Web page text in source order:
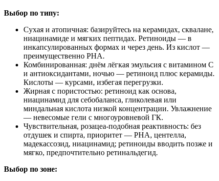
Выбор по типу:
Сухая и атопичная: базируйтесь на керамидах, сквалане,
ниацинамиде и мягких пептидах. Ретиноиды — в
инкапсулированных формах и через день. Из кислот —
преимущественно PHA.
Комбинированная: днём лёгкая эмульсия с витамином С
и антиоксидантами, ночью — ретиноид плюс керамиды.
Кислоты — курсами, избегая перегрузки.
Жирная с пористостью: ретиноид как основа,
ниацинамид для себобаланса, гликолевая или
миндальная кислота низкой концентрации. Увлажнение
— невесомые гели с многоуровневой ГК.
Чувствительная, розацеа‑подобная реактивность: без
отдушек и спирта, приоритет — PHA, центелла,
мадекассозид, ниацинамид; ретиноиды вводить позже и
мягко, предпочтительно ретинальдегид.
Выбор по зоне: